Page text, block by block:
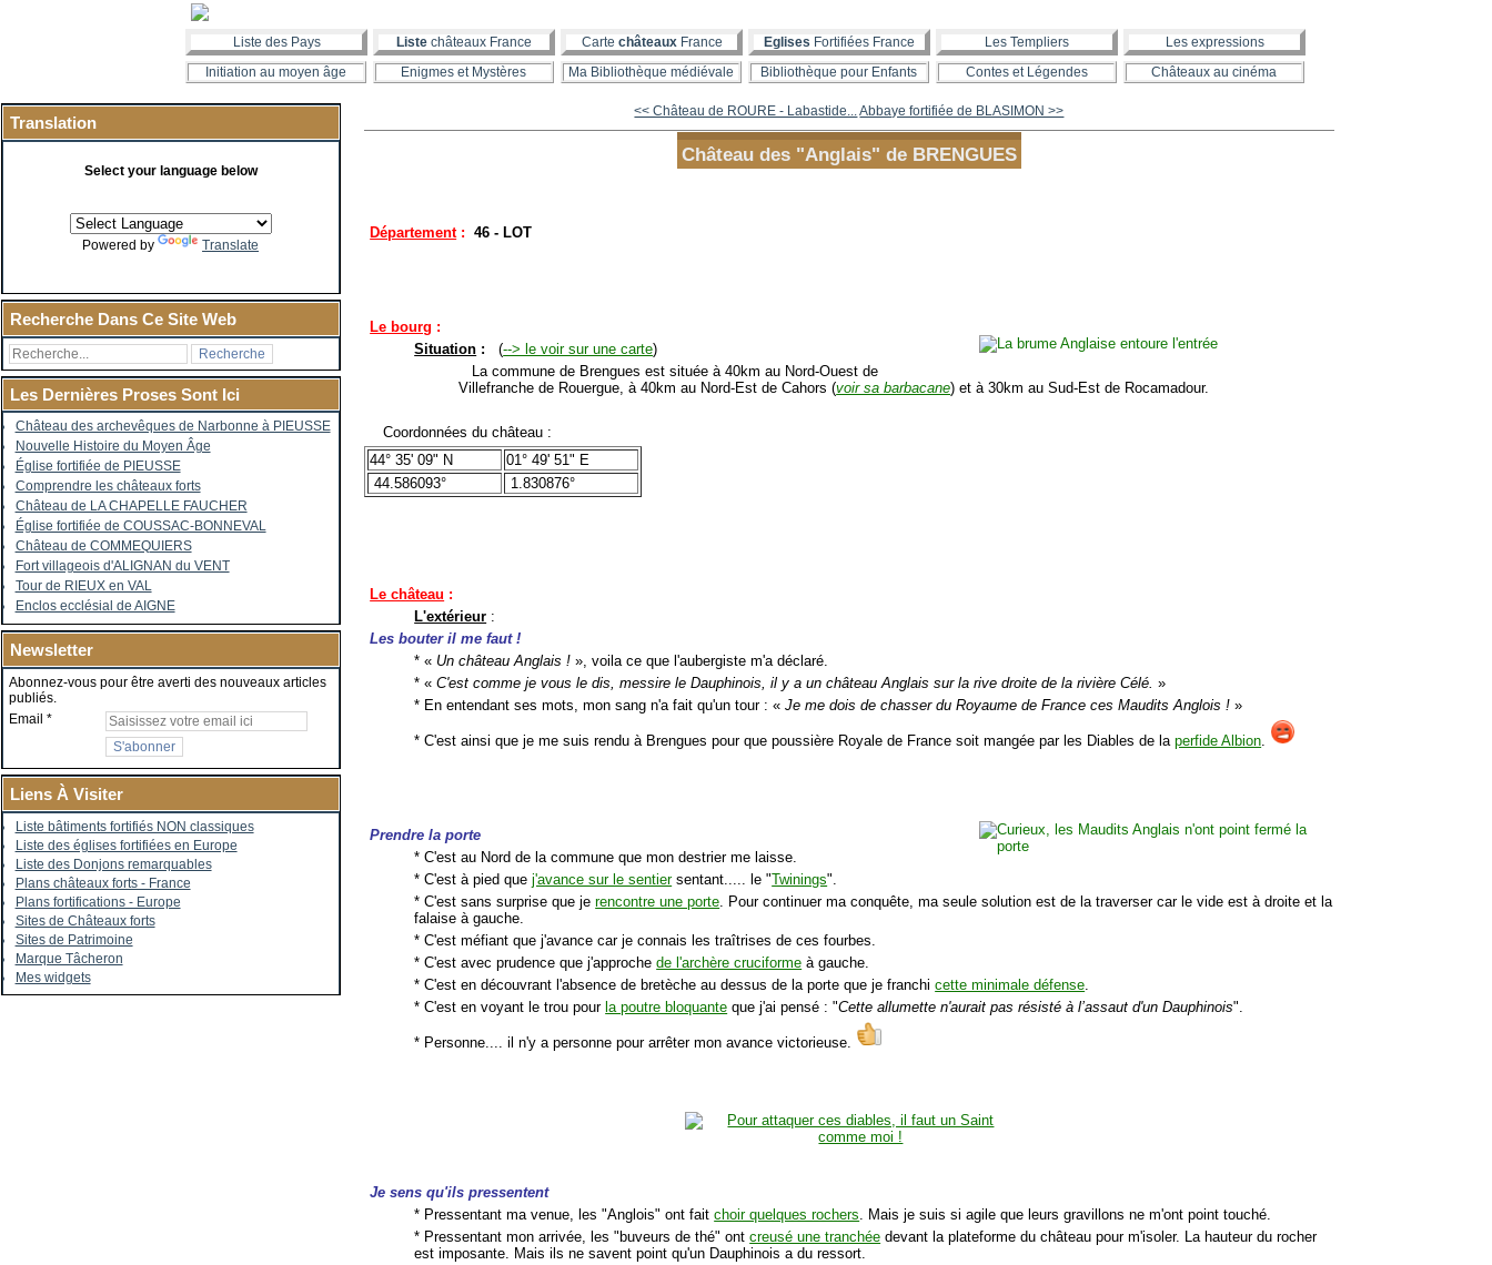
Liste des Pays Liste châteaux France Carte châteauxFrance Eglises Fortifiées France Les Templiers
Les expressions
Initiation au moyen âge
Enigmes et Mystères Ma Bibliothèque médiévale Bibliothèque pour Enfants Contes et Légendes Châteaux au cinéma
Translation
Select your language below
Powered by Translate
Recherche Dans Ce Site Web
Les Dernières Proses Sont Ici
Château des archevêques de Narbonne à PIEUSSE
Nouvelle Histoire du Moyen Âge
Église fortifiée de PIEUSSE
Comprendre les châteaux forts
Château de LA CHAPELLE FAUCHER
Église fortifiée de COUSSAC-BONNEVAL
Château de COMMEQUIERS
Fort villageois d'ALIGNAN du VENT
Tour de RIEUX en VAL
Enclos ecclésial de AIGNE
Newsletter
Abonnez-vous pour être averti des nouveaux articles
publiés.
Email
Liens À Visiter
Liste bâtiments fortifiés NON classiques
Liste des églises fortifiées en Europe
Liste des Donjons remarquables
Plans châteaux forts - France
Plans fortifications - Europe
Sites de Châteaux forts
Sites de Patrimoine
Marque Tâcheron
Mes widgets
<< Château de ROURE - Labastide...Abbaye fortifiée de BLASIMON >>
Château des "Anglais" de BRENGUES
Département: 46 - LOT
Le bourg :
Situation : (--> le voir sur une carte)
La commune de Brengues est située à 40km au Nord-Ouest de
Villefranche de Rouergue, à 40km au Nord-Est de Cahors (voir sa barbacane) et à 30km au Sud-Est de Rocamadour.
Coordonnées du château :
44° 35' 09" N
01° 49' 51" E
44.586093°
1.830876°
Le château :
L'extérieur :
Les bouter il me faut !
* « Un château Anglais ! », voila ce que l'aubergiste m'a déclaré.
* «C'est comme je vous le dis, messire le Dauphinois, il y a un château Anglais sur la rive droite de la rivière Célé.»
* En entendant ses mots, mon sang n'a fait qu'un tour : «Je me dois de chasser du Royaume de France ces Maudits Anglois ! »
* C'est ainsi que je me suis rendu à Brengues pour que poussière Royale de France soit mangée par les Diables de laperfide Albion
Prendre la porte
* C'est au Nord de la commune que mon destrier me laisse.
* C'est à pied quej'avance sur le sentiersentant..... le "Twinings".
* C'est sans surprise que jerencontre une porte . Pour continuer ma conquête, ma seule solution est de la traverser car le vide est à droite et la
falaise à gauche.
* C'est méfiant que j'avance car je connais les traîtrises de ces fourbes.
* C'est avec prudence que j'approchede l'archère cruciforme à gauche.
* C'est en découvrant l'absence de bretèche au dessus de la porte que je franchicette minimale défense
* C'est en voyant le trou pour la poutre bloquante que j'ai pensé : "Cette allumette n'aurait pas résisté à l’assaut d'un Dauphinois".
* Personne.... il n'y a personne pour arrêter mon avance victorieuse.
Je sens qu'ils pressentent
* Pressentant ma venue, les "Anglois" ont faitchoir quelques rochers . Mais je suis si agile que leurs gravillons ne m'ont point touché.
* Pressentant mon arrivée, les "buveurs de thé" ontcreusé une tranchée devant la plateforme du château pour m'isoler. La hauteur du rocher
est imposante. Mais ils ne savent point qu'un Dauphinois a du ressort.